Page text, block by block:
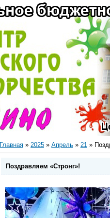
Главная » 2025 » Апрель » 21 »
Поздравляем «Стронг»!